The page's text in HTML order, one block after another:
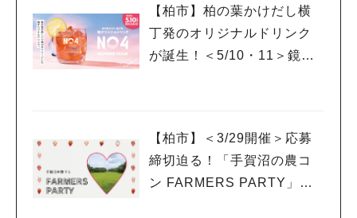
【柏市】柏の葉かけだし横
丁発のオリジナルドリンク
が誕生！＜5/10・11＞鏡開
【柏市】＜3/29開催＞応募
締切迫る！「手賀沼の農コ
ン FARMERS PARTY」に